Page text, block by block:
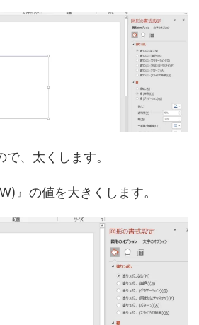
、太くします。
』の値を大きくします。